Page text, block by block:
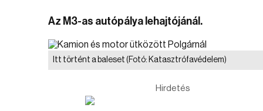
Az M3-as autópálya lehajtójánál.
Itt történt a baleset (Fotó: Katasztrófavédelem)
Hirdetés